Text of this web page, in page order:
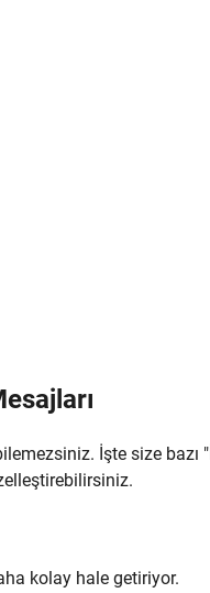
İşte size bazı
kolay hale getiriyor.